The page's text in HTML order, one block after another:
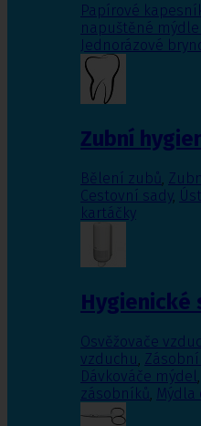
Papírové
napuštěné
Jednorázové
Zubní
Bělení zubů,
Cestovní sady,
kartáčky
Hygienické
Osvěžovače
vzduchu,
Dávkováče mýdel,
zásobníků, Mýdla